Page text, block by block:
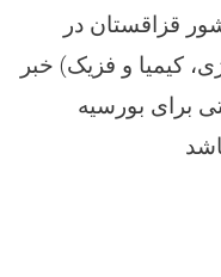
قزاقستان در
کیمیا و فزیک) خبر
برای بورسیه